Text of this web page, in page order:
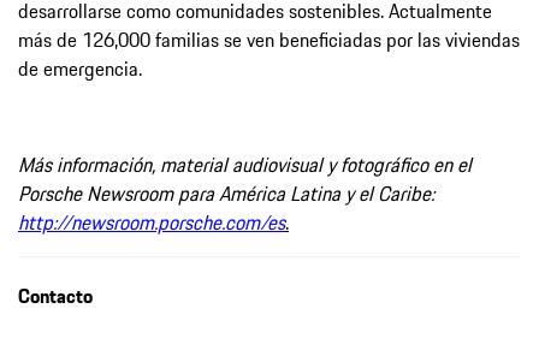
desarrollarse como comunidades sostenibles. Actualmente
más de 126,000 familias se ven beneficiadas por las viviendas
de emergencia.
Más información, material audiovisual y fotográfico en el
Porsche Newsroom para América Latina y el Caribe:
http://newsroom.porsche.com/es.
Contacto